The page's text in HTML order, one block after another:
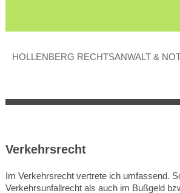
HOLLENBERG RECHTSANWALT &
Verkehrsrecht
Im Verkehrsrecht vertrete ich umfassend.
Verkehrsunfallrecht als auch im Bußgeld